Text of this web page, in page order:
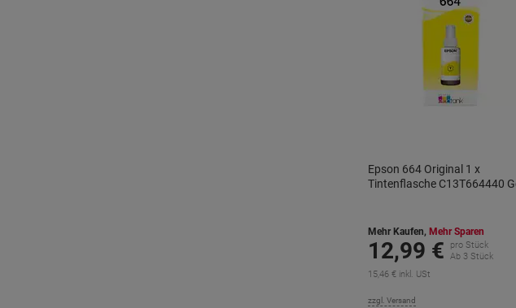
Epson 664 Original 1 x
Tintenflasche C13T664440
Mehr Kaufen, Mehr Sparen
12,99 €
pro Stück
Ab 3 Stück
15,46 € inkl. USt
zzgl. Versand